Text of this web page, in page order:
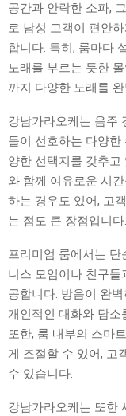
공간과 안락한 소파,
로 남성 고객이 편안
합니다. 특히, 룸마다
노래를 부르는 듯한
까지 다양한 노래를
강남가라오케는 음주
들이 선호하는 다양
양한 선택지를 갖추고
와 함께 여유로운 시
하는 경우도 있어, 고
는 점도 큰 장점입니다.
프리미엄 룸에서는 단
니스 모임이나 친구
공합니다. 방음이 완
개인적인 대화와 담소
또한, 룸 내부의 스마
게 조절할 수 있어, 고
수 있습니다.
강남가라오케는 또한